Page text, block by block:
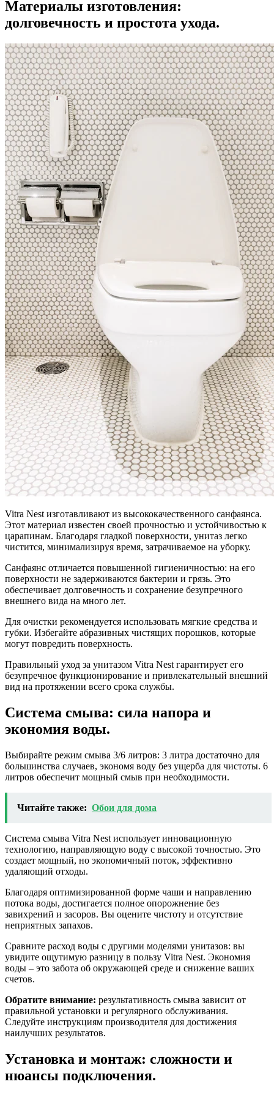
Материалы изготовления:
долговечность и простота ухода.
Vitra Nest изготавливают из высококачественного санфаянса.
Этот материал известен своей прочностью и устойчивостью к
царапинам. Благодаря гладкой поверхности, унитаз легко
чистится, минимализируя время, затрачиваемое на уборку.
Санфаянс отличается повышенной гигиеничностью: на его
поверхности не задерживаются бактерии и грязь. Это
обеспечивает долговечность и сохранение безупречного
внешнего вида на много лет.
Для очистки рекомендуется использовать мягкие средства и
губки. Избегайте абразивных чистящих порошков, которые
могут повредить поверхность.
Правильный уход за унитазом Vitra Nest гарантирует его
безупречное функционирование и привлекательный внешний
вид на протяжении всего срока службы.
Система смыва: сила напора и
экономия воды.
Выбирайте режим смыва 3/6 литров: 3 литра достаточно для
большинства случаев, экономя воду без ущерба для чистоты. 6
литров обеспечит мощный смыв при необходимости.
Читайте также: Обои для дома
Система смыва Vitra Nest использует инновационную
технологию, направляющую воду с высокой точностью. Это
создает мощный, но экономичный поток, эффективно
удаляющий отходы.
Благодаря оптимизированной форме чаши и направлению
потока воды, достигается полное опорожнение без
завихрений и засоров. Вы оцените чистоту и отсутствие
неприятных запахов.
Сравните расход воды с другими моделями унитазов: вы
увидите ощутимую разницу в пользу Vitra Nest. Экономия
воды – это забота об окружающей среде и снижение ваших
счетов.
Обратите внимание: результативность смыва зависит от
правильной установки и регулярного обслуживания.
Следуйте инструкциям производителя для достижения
наилучших результатов.
Установка и монтаж: сложности и
нюансы подключения.